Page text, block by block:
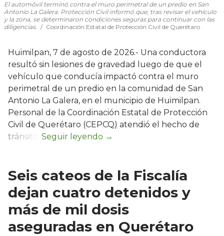
El automóvil terminó contra el muro perimetral de un predio en San
Antonio La Galera. Protección Civil informó que, tras revisar el vehículo
y la zona, se determinaron condiciones seguras para continuar con las
diligencias.
Coordinación Estatal de Protección Civil de Querétaro
Huimilpan, 7 de agosto de 2026.- Una conductora
resultó sin lesiones de gravedad luego de que el
vehículo que conducía impactó contra el muro
perimetral de un predio en la comunidad de San
Antonio La Galera, en el municipio de Huimilpan.
Personal de la Coordinación Estatal de Protección
Civil de Querétaro (CEPCQ) atendió el hecho de
tránsito.
Seis cateos de la Fiscalía
dejan cuatro detenidos y
más de mil dosis
aseguradas en Querétaro